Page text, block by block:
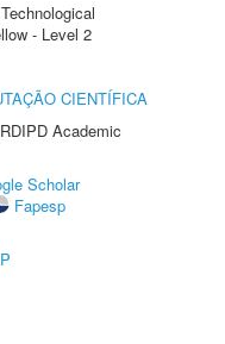
- Level 2
CIENTÍFICA
Academic
Scholar
Fapesp